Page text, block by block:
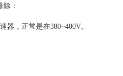
：
器，正常是在380~400V。